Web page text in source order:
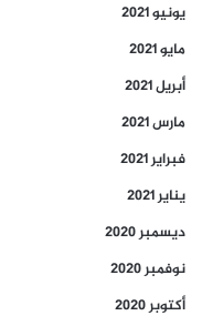
يونيو 2021
مايو 2021
أبريل 2021
مارس 2021
فبراير 2021
يناير 2021
ديسمبر 2020
نوفمبر 2020
أكتوبر 2020